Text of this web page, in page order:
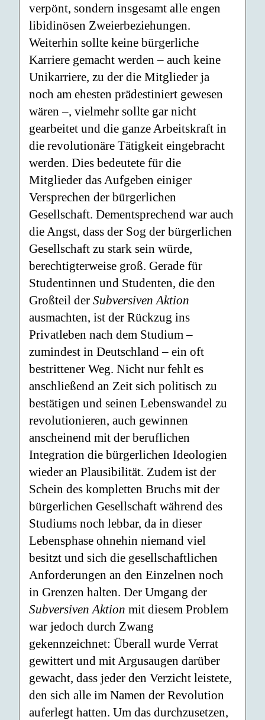
verpönt, sondern insgesamt alle engen
libidinösen Zweierbeziehungen.
Weiterhin sollte keine bürgerliche
Karriere gemacht werden – auch keine
Unikarriere, zu der die Mitglieder ja
noch am ehesten prädestiniert gewesen
wären –, vielmehr sollte gar nicht
gearbeitet und die ganze Arbeitskraft in
die revolutionäre Tätigkeit eingebracht
werden. Dies bedeutete für die
Mitglieder das Aufgeben einiger
Versprechen der bürgerlichen
Gesellschaft. Dementsprechend war auch
die Angst, dass der Sog der bürgerlichen
Gesellschaft zu stark sein würde,
berechtigterweise groß. Gerade für
Studentinnen und Studenten, die den
Großteil der Subversiven Aktion
ausmachten, ist der Rückzug ins
Privatleben nach dem Studium –
zumindest in Deutschland – ein oft
bestrittener Weg. Nicht nur fehlt es
anschließend an Zeit sich politisch zu
bestätigen und seinen Lebenswandel zu
revolutionieren, auch gewinnen
anscheinend mit der beruflichen
Integration die bürgerlichen Ideologien
wieder an Plausibilität. Zudem ist der
Schein des kompletten Bruchs mit der
bürgerlichen Gesellschaft während des
Studiums noch lebbar, da in dieser
Lebensphase ohnehin niemand viel
besitzt und sich die gesellschaftlichen
Anforderungen an den Einzelnen noch
in Grenzen halten. Der Umgang der
Subversiven Aktion mit diesem Problem
war jedoch durch Zwang
gekennzeichnet: Überall wurde Verrat
gewittert und mit Argusaugen darüber
gewacht, dass jeder den Verzicht leistete,
den sich alle im Namen der Revolution
auferlegt hatten. Um das durchzusetzen,